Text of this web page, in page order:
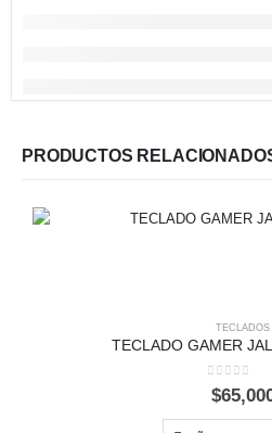
PRODUCTOS
TECLADOS
TECLADO GAMER
0out of 5
$